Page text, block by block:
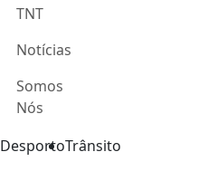
TNT
Notícias
Somos
Nós
DesportoTrânsito